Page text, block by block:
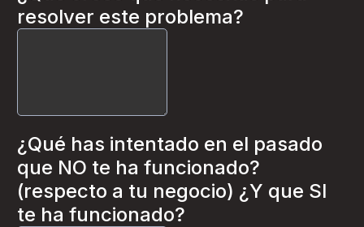
resolver este problema?
¿Qué has intentado en el pasado
que NO te ha funcionado?
(respecto a tu negocio) ¿Y que SI
te ha funcionado?